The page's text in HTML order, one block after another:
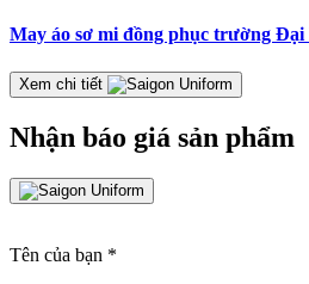
May áo sơ mi đồng phục trường
Xem chi tiết
Nhận báo giá sản phẩm
Tên của bạn *